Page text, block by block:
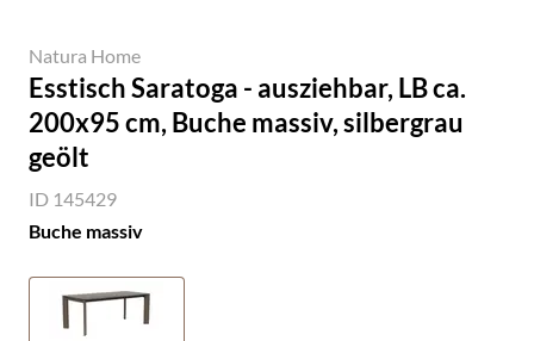
Natura Home
Esstisch Saratoga - ausziehbar, LB ca.
200x95 cm, Buche massiv, silbergrau
geölt
ID 145429
Buche massiv